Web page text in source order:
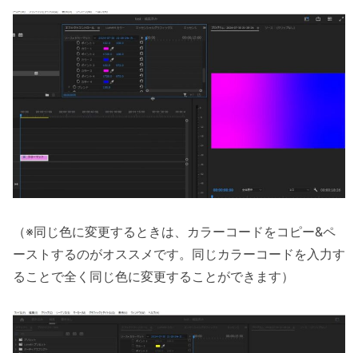
（※同じ色に変更するときは、カラーコードをコピー&ペ
ーストするのがオススメです。同じカラーコードを入力す
ることで全く同じ色に変更することができます）